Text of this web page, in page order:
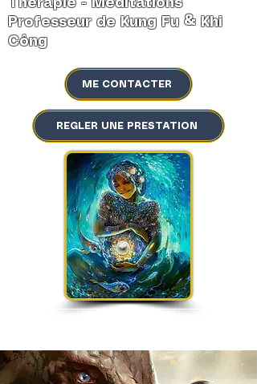
Thérapie - Méditations
Professeur de Kung Fu & Khi
Công
ME CONTACTER
REGLER UNE PRESTATION